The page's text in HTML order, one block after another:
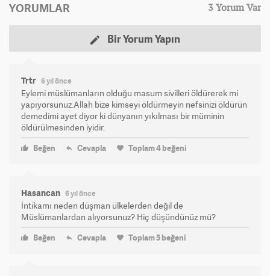
YORUMLAR 3 Yorum Var
Bir Yorum Yapın
Trtr 6 yıl önce
Eylemi müslümanların olduğu masum sivilleri öldürerek mi
yapıyorsunuz.Allah bize kimseyi öldürmeyin nefsinizi öldürün
demedimi ayet diyor ki dünyanın yıkılması bir müminin
öldürülmesinden iyidir.
Beğen Cevapla Toplam4beğeni
Hasancan 6 yıl önce
İntikamı neden düşman ülkelerden değil de
Müslümanlardan alıyorsunuz? Hiç düşündünüz mü?
Beğen Cevapla Toplam5beğeni